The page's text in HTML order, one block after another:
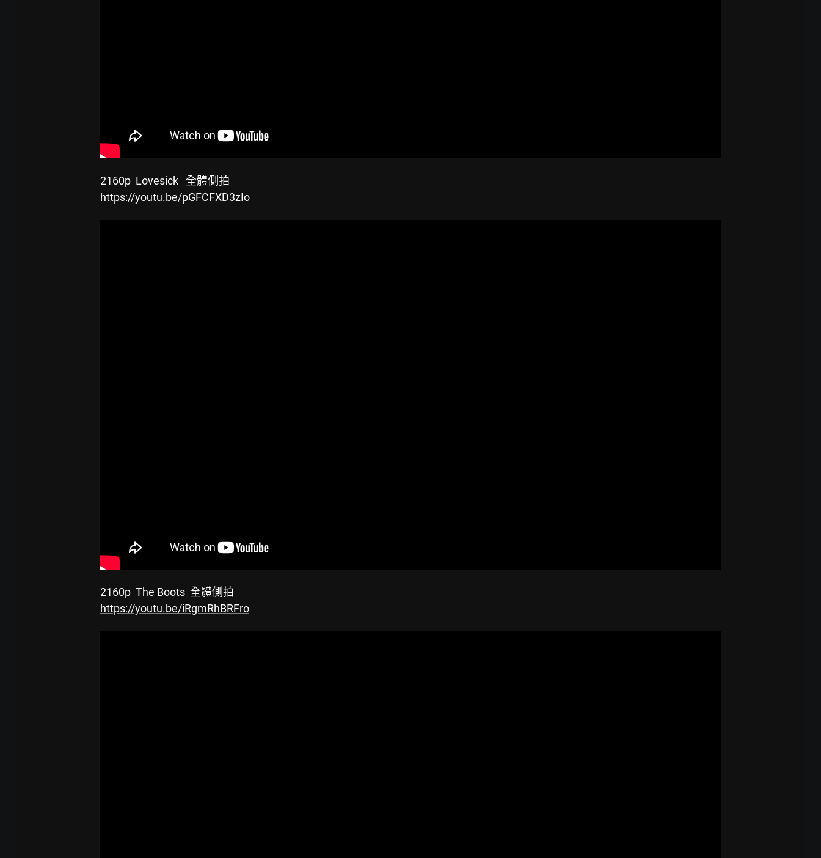
2160p  Lovesick   全體側拍
https://youtu.be/pGFCFXD3zIo
2160p  The Boots  全體側拍
https://youtu.be/iRgmRhBRFro